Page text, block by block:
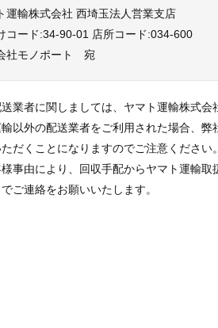
運輸株式会社 西埼玉法人営業支店
コード:34-90-01 店所コード:034-600
社モノポート 宛
送業者に関しましては、ヤマト運輸株式会
以外の配送業者をご利用された場合、
だくことになりますのでご注意ください。
事由により、回収手配からヤマト運輸
ご連絡をお願いいたします。